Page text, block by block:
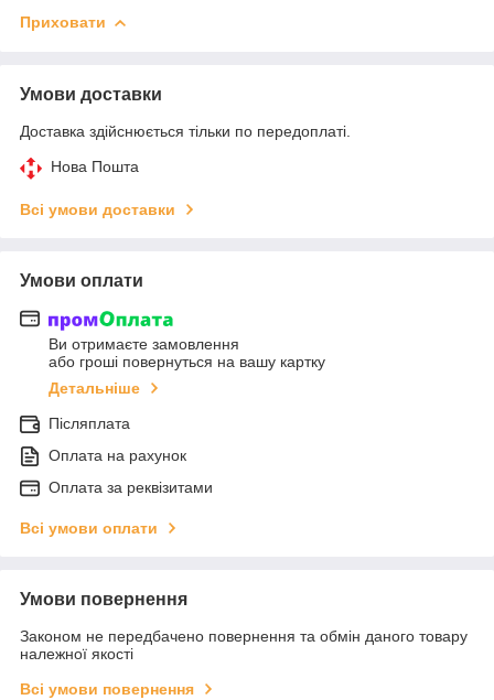
Приховати
Умови доставки
Доставка здійснюється тільки по передоплаті.
Нова Пошта
Всі умови доставки
Умови оплати
Ви отримаєте замовлення
або гроші повернуться на вашу картку
Детальніше
Післяплата
Оплата на рахунок
Оплата за реквізитами
Всі умови оплати
Умови повернення
Законом не передбачено повернення та обмін даного товару
належної якості
Всі умови повернення